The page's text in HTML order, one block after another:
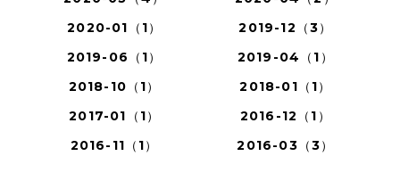
2020-01（1）
2019-12（3）
2019-06（1）
2019-04（1）
2018-10（1）
2018-01（1）
2017-01（1）
2016-12（1）
2016-11（1）
2016-03（3）